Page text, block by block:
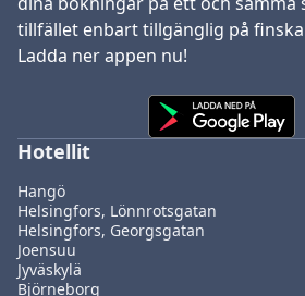
tillfället enbart tillgänglig på
Ladda ner appen nu!
Hotellit
Hangö
Helsingfors, Lönnrotsgatan
Helsingfors, Georgsgatan
Joensuu
Jyväskylä
Björneborg